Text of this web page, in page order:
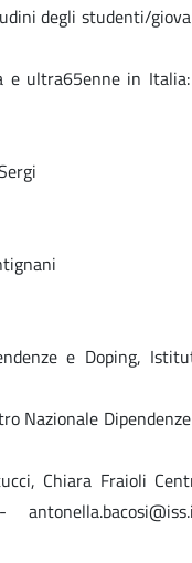
degli studenti/
e ultra65enne in
e Doping,
Nazionale
Chiara Fraioli